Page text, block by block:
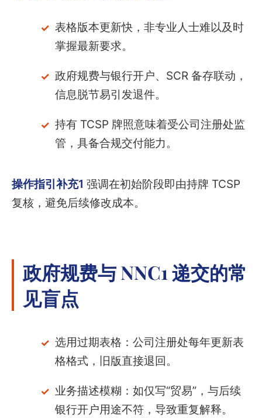
表格版本更新快，非专业人士难以及时
掌握最新要求。
政府规费与银行开户、SCR 备存联动，
信息脱节易引发退件。
持有 TCSP 牌照意味着受公司注册处监
管，具备合规交付能力。
操作指引补充1 强调在初始阶段即由持牌 TCSP
复核，避免后续修改成本。
政府规费与 NNC1 递交的常
见盲点
选用过期表格：公司注册处每年更新表
格格式，旧版直接退回。
业务描述模糊：如仅写“贸易”，与后续
银行开户用途不符，导致重复解释。